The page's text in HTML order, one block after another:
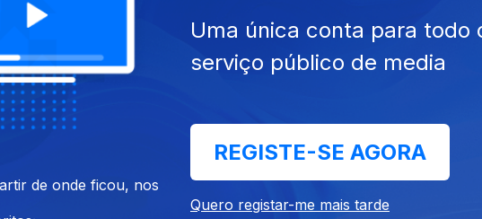
do Handling e aval de 55 milhões de euros à SATA
República sobre a requalificação da esquadra da PSP na Ribeira
de onde ficou, nos
Uma única conta para todo
serviço público de media
REGISTE-SE AGORA
Quero registar-me mais tarde